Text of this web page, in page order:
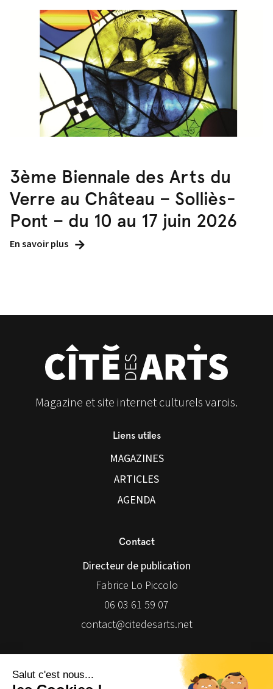
3ème Biennale des Arts du
Verre au Château – Solliès-
Pont – du 10 au 17 juin 2026
En savoir plus
Magazine et site internet culturels varois.
Liens utiles
MAGAZINES
ARTICLES
AGENDA
Contact
Directeur de publication
Fabrice Lo Piccolo
06 03 61 59 07
contact@citedesarts.net